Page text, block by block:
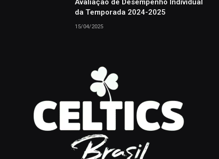
Avaliação de Desempenho Individual
da Temporada 2024-2025
15/04/2025